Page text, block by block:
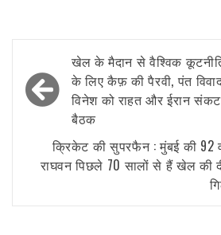
navigation
खेल के मैदान से वैश्विक
के लिए कैफ़ की पैरवी, पंत
विनेश को राहत और ईरान
बैठक
क्रिकेट की सुपरफैन : मुंबई की 92
राघवन पिछले 70 सालों से हैं खेल की